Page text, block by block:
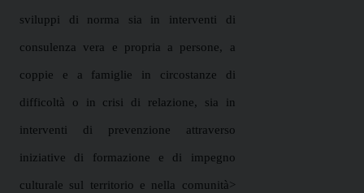
sviluppi di norma sia in interventi di
consulenza vera e propria a persone, a
coppie e a famiglie in circostanze di
difficoltà o in crisi di relazione, sia in
interventi di prevenzione attraverso
iniziative di formazione e di impegno
culturale sul territorio e nella comunità>